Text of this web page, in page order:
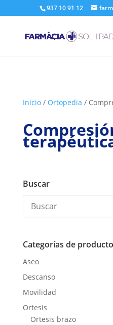
937 10 91 12
Inicio/ Ortopedia /
Buscar
Categorías de producto
Aseo
Descanso
Movilidad
Ortesis
Ortesis brazo